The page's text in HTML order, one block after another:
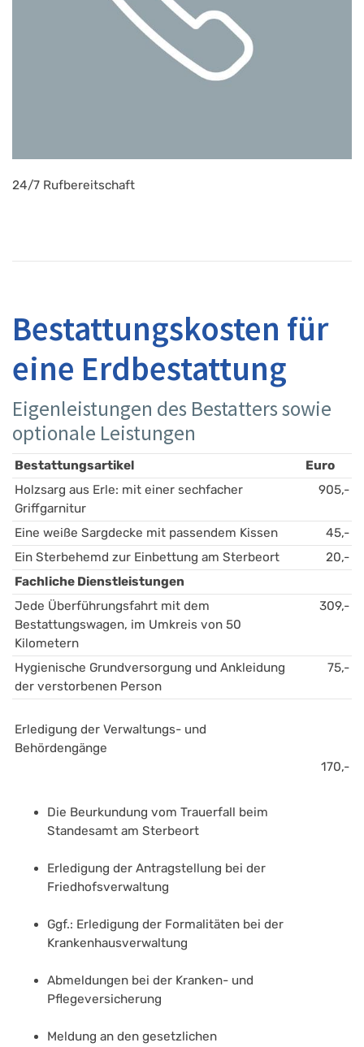
24/7 Rufbereitschaft
Bestattungskosten für
eine Erdbestattung
Eigenleistungen des Bestatters sowie
optionale Leistungen
Bestattungsartikel
Euro
Holzsarg aus Erle: mit einer sechfacher
Griffgarnitur
905,-
Eine weiße Sargdecke mit passendem Kissen
45,-
Ein Sterbehemd zur Einbettung am Sterbeort
20,-
Fachliche Dienstleistungen
Jede Überführungsfahrt mit dem
Bestattungswagen, im Umkreis von 50
Kilometern
309,-
Hygienische Grundversorgung und Ankleidung
der verstorbenen Person
75,-
Erledigung der Verwaltungs- und
Behördengänge
Die Beurkundung vom Trauerfall beim
Standesamt am Sterbeort
Erledigung der Antragstellung bei der
Friedhofsverwaltung
Ggf.: Erledigung der Formalitäten bei der
Krankenhausverwaltung
Abmeldungen bei der Kranken- und
Pflegeversicherung
Meldung an den gesetzlichen
170,-